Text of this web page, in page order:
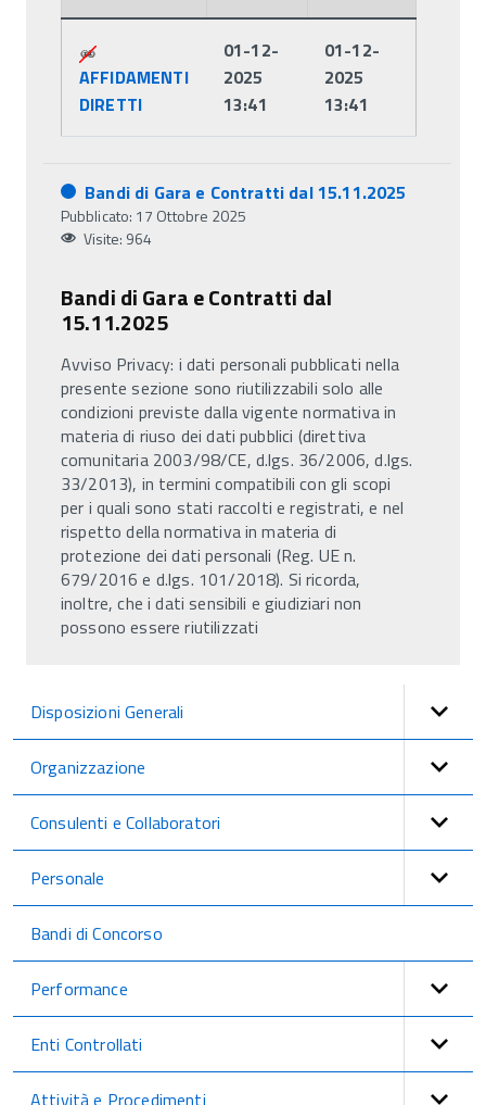
AFFIDAMENTI
DIRETTI
01-12-
2025
13:41
01-12-
2025
13:41
Bandi di Gara e Contratti dal 15.11.2025
Pubblicato: 17 Ottobre 2025
Visite: 964
Bandi di Gara e Contratti dal
15.11.2025
Avviso Privacy: i dati personali pubblicati nella
presente sezione sono riutilizzabili solo alle
condizioni previste dalla vigente normativa in
materia di riuso dei dati pubblici (direttiva
comunitaria 2003/98/CE, d.lgs. 36/2006, d.lgs.
33/2013), in termini compatibili con gli scopi
per i quali sono stati raccolti e registrati, e nel
rispetto della normativa in materia di
protezione dei dati personali (Reg. UE n.
679/2016 e d.lgs. 101/2018). Si ricorda,
inoltre, che i dati sensibili e giudiziari non
possono essere riutilizzati
Disposizioni Generali
Organizzazione
Consulenti e Collaboratori
Personale
Bandi di Concorso
Performance
Enti Controllati
Attività e Procedimenti